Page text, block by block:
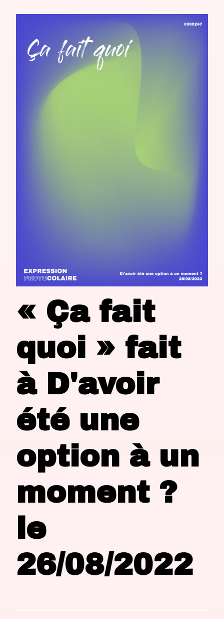
« Ça fait
quoi » fait
à D'avoir
été une
option à un
moment ?
le
26/08/2022